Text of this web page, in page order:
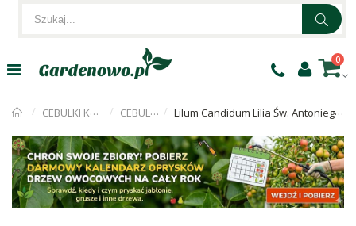
0
CEBULKI KWIATÓW CEBULKI LILII Lilum Candidum Lilia Św. Antoniego Cebulka 1szt